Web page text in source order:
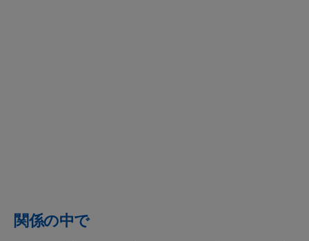
関係の中で